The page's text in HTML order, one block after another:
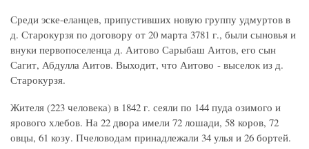
Среди эске-еланцев, припустивших новую группу удмуртов в
д. Старокурзя по договору от 20 марта 3781 г., были сыновья и
внуки первопоселенца д. Аитово Сарыбаш Аитов, его сын
Сагит, Абдулла Аитов. Выходит, что Аитово - выселок из д.
Старокурзя.
Жителя (223 человека) в 1842 г. сеяли по 144 пуда озимого и
ярового хлебов. На 22 двора имели 72 лошади, 58 коров, 72
овцы, 61 козу. Пчеловодам принадлежали 34 улья и 26 бортей.